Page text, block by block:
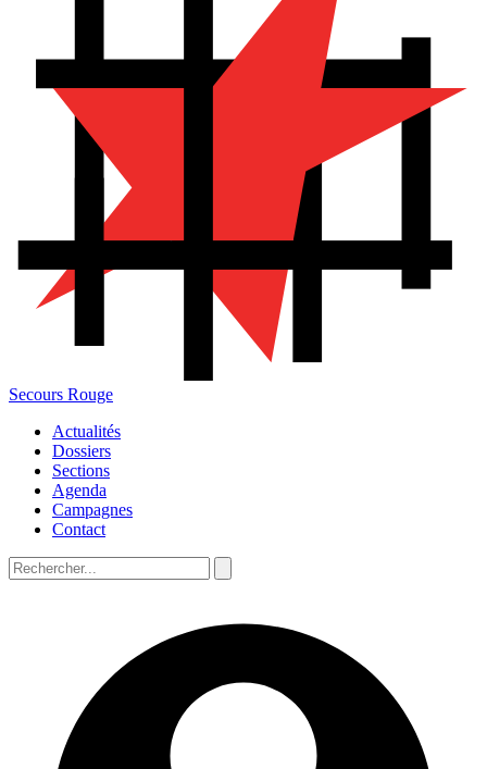
Secours Rouge
Actualités
Dossiers
Sections
Agenda
Campagnes
Contact